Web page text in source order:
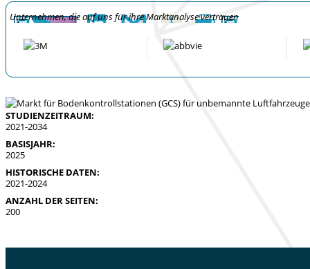
Unternehmen, die auf uns für ihre Marktanalyse vertrauen
STUDIENZEITRAUM:
2021-2034
BASISJAHR:
2025
HISTORISCHE DATEN:
2021-2024
ANZAHL DER SEITEN:
200